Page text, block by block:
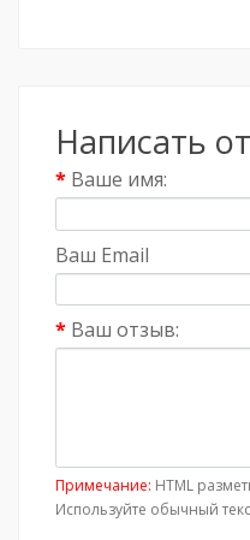
Написать
Ваше имя:
Ваш Email
Ваш отзыв:
Примечание: HTML
Используйте обычный